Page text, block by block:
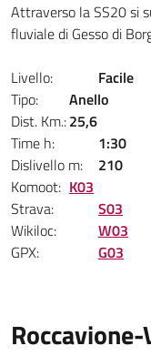
Attraverso la SS20 si
fluviale di Gesso di
Livello:
Facile
Tipo:
Anello
Dist. Km.:25,6
Time h:
1:30
Dislivello m:
210
Komoot: K03
Strava:
S03
Wikiloc:
W03
GPX:
G03